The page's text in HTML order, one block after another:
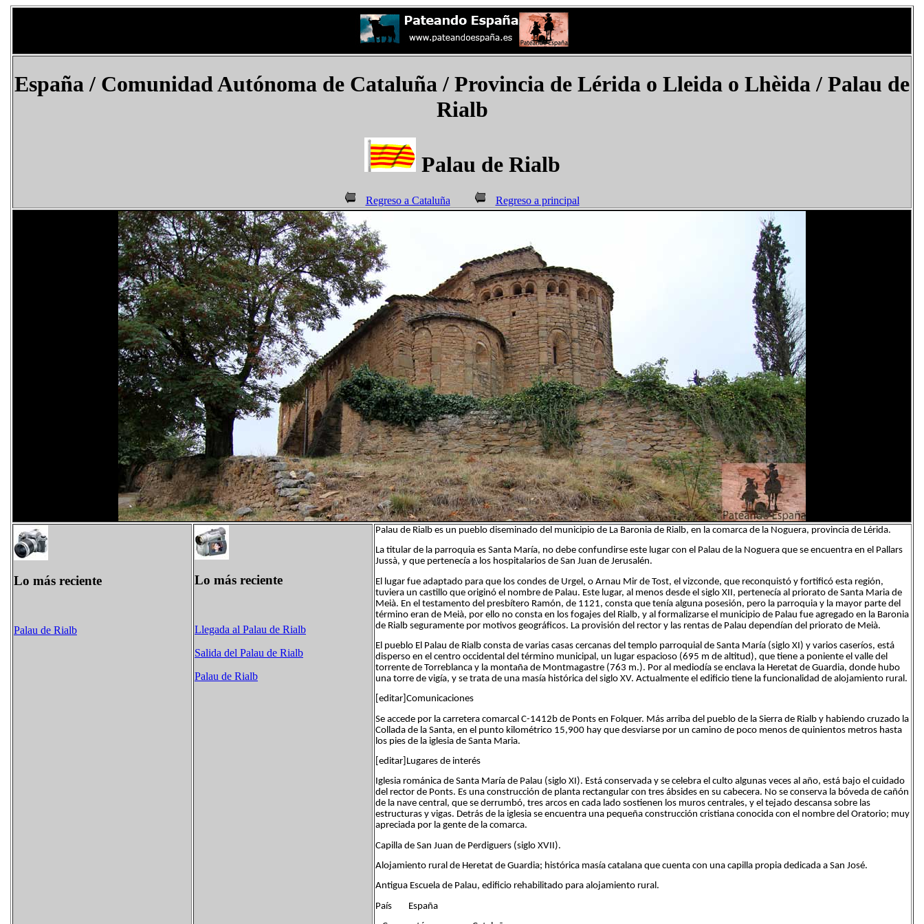
España/ Comunidad Autónoma de Cataluña / Provincia de Lérida o Lleida o Lhèida / Palau de
Rialb
Palau de Rialb
Regreso a Cataluña Regreso a principal
Lo más reciente
Palau de Rialb
Lo más reciente
Llegada al Palau de Rialb
Salida del Palau de Rialb
Palau de Rialb
Palau de Rialb es un pueblo diseminado del municipio de La Baronia de Rialb, en la comarca de la Noguera, provincia de Lérida.
La titular de la parroquia es Santa María, no debe confundirse este lugar con el Palau de la Noguera que se encuentra en el Pallars
Jussà, y que pertenecía a los hospitalarios de San Juan de Jerusalén.
El lugar fue adaptado para que los condes de Urgel, o Arnau Mir de Tost, el vizconde, que reconquistó y fortificó esta región,
tuviera un castillo que originó el nombre de Palau. Este lugar, al menos desde el siglo XII, pertenecía al priorato de Santa Maria de
Meià. En el testamento del presbítero Ramón, de 1121, consta que tenía alguna posesión, pero la parroquia y la mayor parte del
término eran de Meià, por ello no consta en los fogajes del Rialb, y al formalizarse el municipio de Palau fue agregado en la Baronia
de Rialb seguramente por motivos geográficos. La provisión del rector y las rentas de Palau dependían del priorato de Meià.
El pueblo El Palau de Rialb consta de varias casas cercanas del templo parroquial de Santa María (siglo XI) y varios caseríos, está
disperso en el centro occidental del término municipal, un lugar espacioso (695 m de altitud), que tiene a poniente el valle del
torrente de Torreblanca y la montaña de Montmagastre (763 m.). Por al mediodía se enclava la Heretat de Guardia, donde hubo
una torre de vigía, y se trata de una masía histórica del siglo XV. Actualmente el edificio tiene la funcionalidad de alojamiento rural.
[editar]Comunicaciones
Se accede por la carretera comarcal C-1412b de Ponts en Folquer. Más arriba del pueblo de la Sierra de Rialb y habiendo cruzado la
Collada de la Santa, en el punto kilométrico 15,900 hay que desviarse por un camino de poco menos de quinientos metros hasta
los pies de la iglesia de Santa Maria.
[editar]Lugares de interés
Iglesia románica de Santa María de Palau (siglo XI). Está conservada y se celebra el culto algunas veces al año, está bajo el cuidado
del rector de Ponts. Es una construcción de planta rectangular con tres ábsides en su cabecera. No se conserva la bóveda de cañón
de la nave central, que se derrumbó, tres arcos en cada lado sostienen los muros centrales, y el tejado descansa sobre las
estructuras y vigas. Detrás de la iglesia se encuentra una pequeña construcción cristiana conocida con el nombre del Oratorio; muy
apreciada por la gente de la comarca.
Capilla de San Juan de Perdiguers (siglo XVII).
Alojamiento rural de Heretat de Guardia; histórica masía catalana que cuenta con una capilla propia dedicada a San José.
Antigua Escuela de Palau, edificio rehabilitado para alojamiento rural.
País España